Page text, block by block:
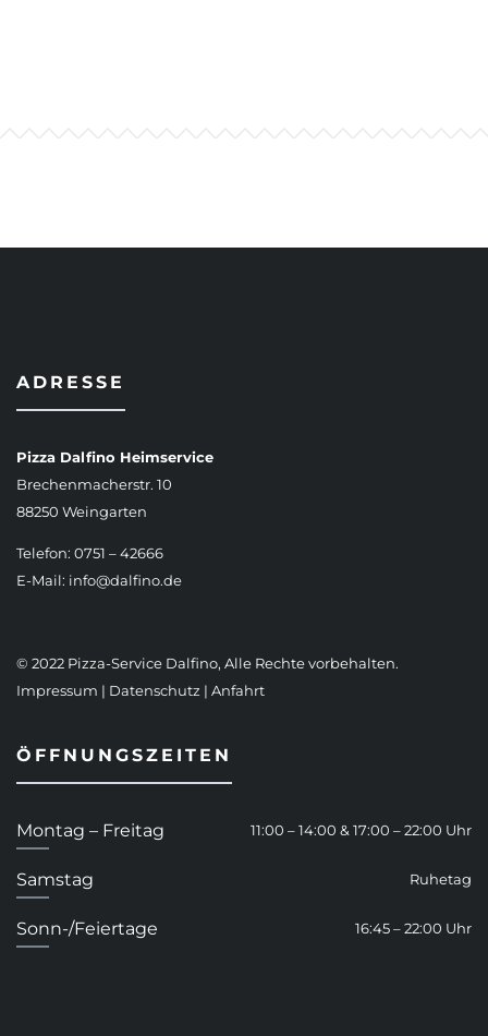
ADRESSE
Pizza Dalfino Heimservice
Brechenmacherstr. 10
88250 Weingarten
Telefon: 0751 – 42666
E-Mail: info@dalfino.de
© 2022 Pizza-Service Dalfino, Alle Rechte vorbehalten.
Impressum | Datenschutz | Anfahrt
ÖFFNUNGSZEITEN
Montag – Freitag 11:00 – 14:00 & 17:00 – 22:00 Uhr
Samstag Ruhetag
Sonn-/Feiertage 16:45 – 22:00 Uhr